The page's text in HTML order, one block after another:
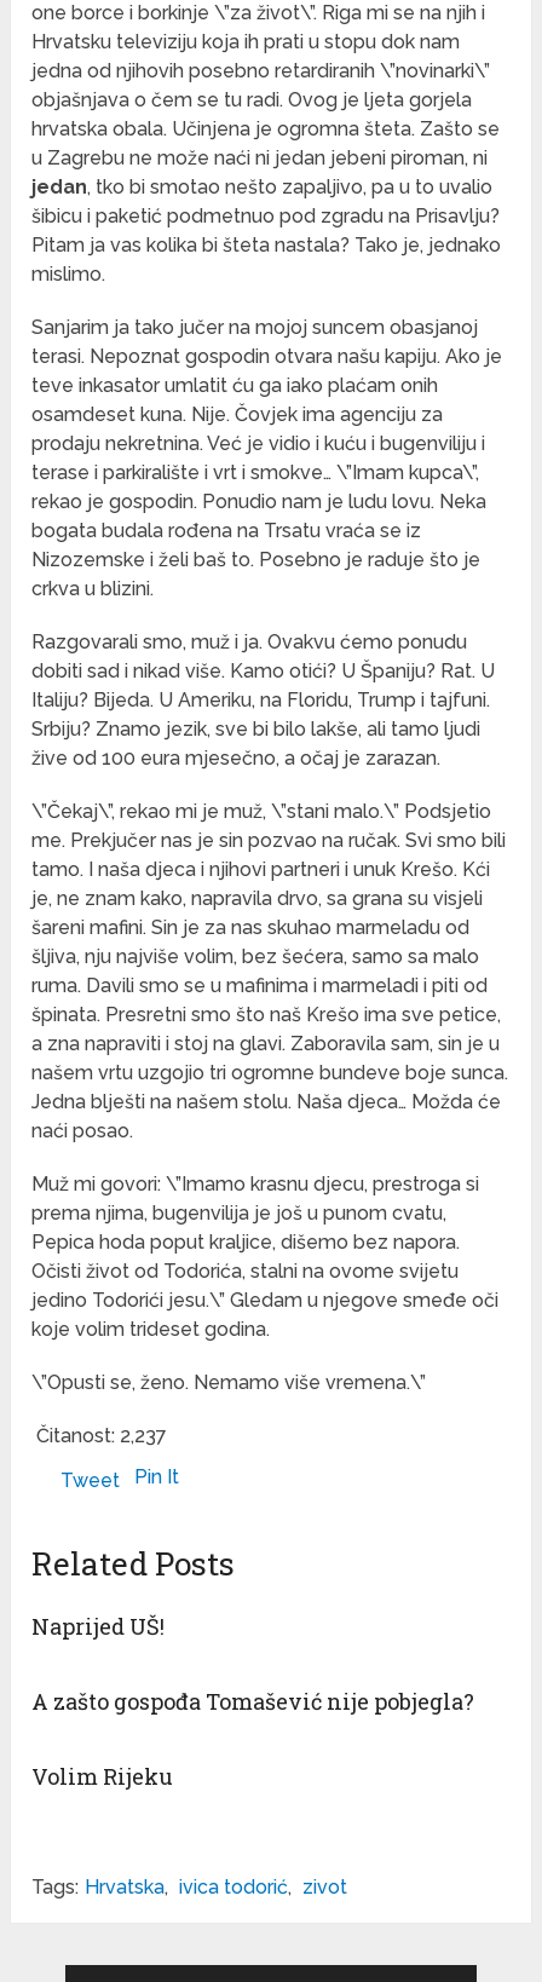
one borce i borkinje \”za život\”. Riga mi se na njih i
Hrvatsku televiziju koja ih prati u stopu dok nam
jedna od njihovih posebno retardiranih \”novinarki\”
objašnjava o čem se tu radi. Ovog je ljeta gorjela
hrvatska obala. Učinjena je ogromna šteta. Zašto se
u Zagrebu ne može naći ni jedan jebeni piroman, ni
jedan, tko bi smotao nešto zapaljivo, pa u to uvalio
šibicu i paketić podmetnuo pod zgradu na Prisavlju?
Pitam ja vas kolika bi šteta nastala? Tako je, jednako
mislimo.
Sanjarim ja tako jučer na mojoj suncem obasjanoj
terasi. Nepoznat gospodin otvara našu kapiju. Ako je
teve inkasator umlatit ću ga iako plaćam onih
osamdeset kuna. Nije. Čovjek ima agenciju za
prodaju nekretnina. Već je vidio i kuću i bugenviliju i
terase i parkiralište i vrt i smokve… \”Imam kupca\”,
rekao je gospodin. Ponudio nam je ludu lovu. Neka
bogata budala rođena na Trsatu vraća se iz
Nizozemske i želi baš to. Posebno je raduje što je
crkva u blizini.
Razgovarali smo, muž i ja. Ovakvu ćemo ponudu
dobiti sad i nikad više. Kamo otići? U Španiju? Rat. U
Italiju? Bijeda. U Ameriku, na Floridu, Trump i tajfuni.
Srbiju? Znamo jezik, sve bi bilo lakše, ali tamo ljudi
žive od 100 eura mjesečno, a očaj je zarazan.
\”Čekaj\”, rekao mi je muž, \”stani malo.\” Podsjetio
me. Prekjučer nas je sin pozvao na ručak. Svi smo bili
tamo. I naša djeca i njihovi partneri i unuk Krešo. Kći
je, ne znam kako, napravila drvo, sa grana su visjeli
šareni mafini. Sin je za nas skuhao marmeladu od
šljiva, nju najviše volim, bez šećera, samo sa malo
ruma. Davili smo se u mafinima i marmeladi i piti od
špinata. Presretni smo što naš Krešo ima sve petice,
a zna napraviti i stoj na glavi. Zaboravila sam, sin je u
našem vrtu uzgojio tri ogromne bundeve boje sunca.
Jedna blješti na našem stolu. Naša djeca… Možda će
naći posao.
Muž mi govori: \”Imamo krasnu djecu, prestroga si
prema njima, bugenvilija je još u punom cvatu,
Pepica hoda poput kraljice, dišemo bez napora.
Očisti život od Todorića, stalni na ovome svijetu
jedino Todorići jesu.\” Gledam u njegove smeđe oči
koje volim trideset godina.
\”Opusti se, ženo. Nemamo više vremena.\”
Čitanost: 2,237
Tweet
Pin It
Related Posts
Naprijed UŠ!
A zašto gospođa Tomašević nije pobjegla?
Volim Rijeku
Tags: Hrvatska, ivica todorić, zivot